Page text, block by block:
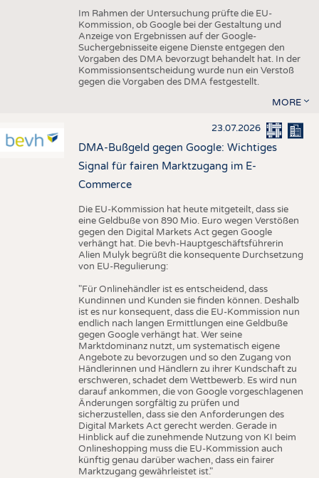
Im Rahmen der Untersuchung prüfte die EU-
Kommission, ob Google bei der Gestaltung und
Anzeige von Ergebnissen auf der Google-
Suchergebnisseite eigene Dienste entgegen den
Vorgaben des DMA bevorzugt behandelt hat. In der
Kommissionsentscheidung wurde nun ein Verstoß
gegen die Vorgaben des DMA festgestellt.
MORE
23.07.2026
DMA-Bußgeld gegen Google: Wichtiges
Signal für fairen Marktzugang im E-
Commerce
Die EU-Kommission hat heute mitgeteilt, dass sie
eine Geldbuße von 890 Mio. Euro wegen Verstößen
gegen den Digital Markets Act gegen Google
verhängt hat. Die bevh-Hauptgeschäftsführerin
Alien Mulyk begrüßt die konsequente Durchsetzung
von EU-Regulierung:
"Für Onlinehändler ist es entscheidend, dass
Kundinnen und Kunden sie finden können. Deshalb
ist es nur konsequent, dass die EU-Kommission nun
endlich nach langen Ermittlungen eine Geldbuße
gegen Google verhängt hat. Wer seine
Marktdominanz nutzt, um systematisch eigene
Angebote zu bevorzugen und so den Zugang von
Händlerinnen und Händlern zu ihrer Kundschaft zu
erschweren, schadet dem Wettbewerb. Es wird nun
darauf ankommen, die von Google vorgeschlagenen
Änderungen sorgfältig zu prüfen und
sicherzustellen, dass sie den Anforderungen des
Digital Markets Act gerecht werden. Gerade in
Hinblick auf die zunehmende Nutzung von KI beim
Onlineshopping muss die EU-Kommission auch
künftig genau darüber wachen, dass ein fairer
Marktzugang gewährleistet ist."